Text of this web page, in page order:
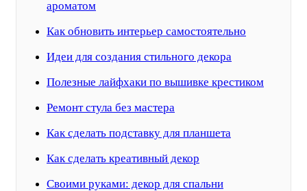
ароматом
Как обновить интерьер самостоятельно
Идеи для создания стильного декора
Полезные лайфхаки по вышивке крестиком
Ремонт стула без мастера
Как сделать подставку для планшета
Как сделать креативный декор
Своими руками: декор для спальни